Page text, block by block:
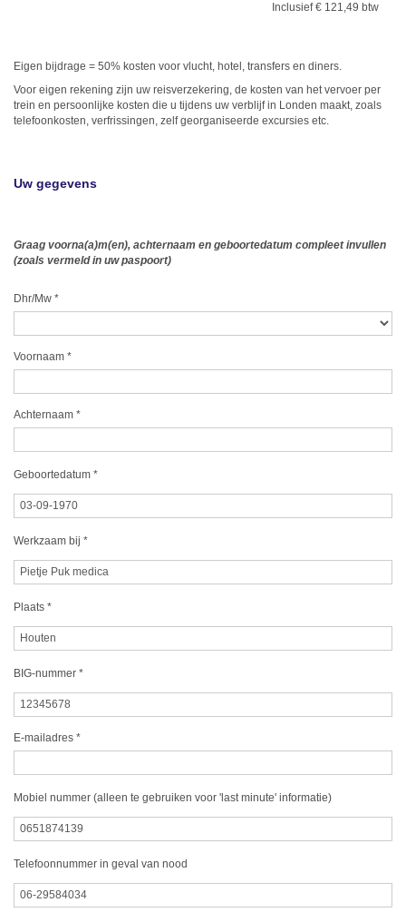
Inclusief € 121,49 btw
Eigen bijdrage = 50% kosten voor vlucht, hotel, transfers en diners.
Voor eigen rekening zijn uw reisverzekering, de kosten van het vervoer per
trein en persoonlijke kosten die u tijdens uw verblijf in Londen maakt, zoals
telefoonkosten, verfrissingen, zelf georganiseerde excursies etc.
Uw gegevens
Graag voorna(a)m(en), achternaam en geboortedatum compleet invullen
(zoals vermeld in uw paspoort)
Dhr/Mw *
Voornaam *
Achternaam *
Geboortedatum *
Werkzaam bij *
Plaats *
BIG-nummer *
E-mailadres *
Mobiel nummer (alleen te gebruiken voor 'last minute' informatie)
Telefoonnummer in geval van nood